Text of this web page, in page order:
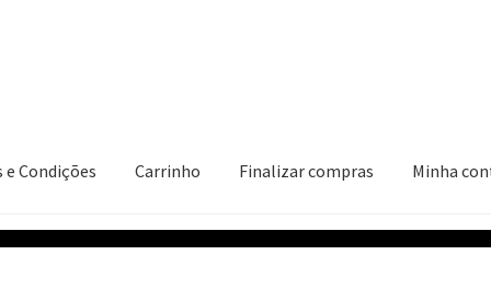
e Condições Carrinho Finalizar compras Minha
CarrinhoFinalizar comprasMinha conta